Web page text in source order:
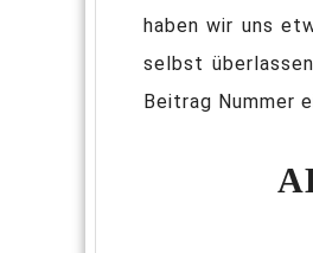
haben wir uns
selbst
Beitrag Nummer